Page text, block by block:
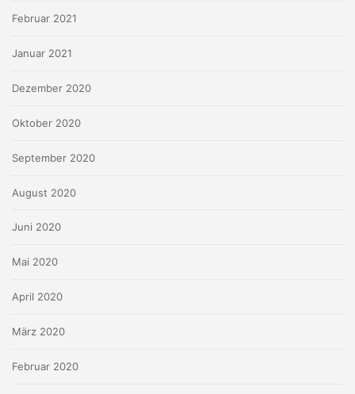
Februar 2021
Januar 2021
Dezember 2020
Oktober 2020
September 2020
August 2020
Juni 2020
Mai 2020
April 2020
März 2020
Februar 2020